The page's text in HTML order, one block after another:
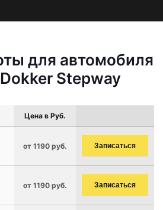
для автомобиля
Stepway
Цена в Руб.
от 1190 руб. Записаться
от 1190 руб. Записаться